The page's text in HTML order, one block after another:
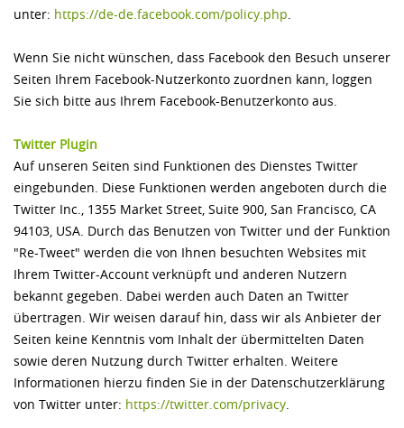
unter: https://de-de.facebook.com/­policy.php.
Wenn Sie nicht wünschen, dass Facebook den Besuch unserer
Seiten Ihrem Facebook-Nutzerkonto zuordnen kann, loggen
Sie sich bitte aus Ihrem Facebook-Benutzerkonto aus.
Twitter Plugin
Auf unseren Seiten sind Funktionen des Dienstes Twitter
eingebunden. Diese Funktionen werden angeboten durch die
Twitter Inc., 1355 Market Street, Suite 900, San Francisco, CA
94103, USA. Durch das Benutzen von Twitter und der Funktion
"Re-Tweet" werden die von Ihnen besuchten Websites mit
Ihrem Twitter-Account verknüpft und anderen Nutzern
bekannt gegeben. Dabei werden auch Daten an Twitter
übertragen. Wir weisen darauf hin, dass wir als Anbieter der
Seiten keine Kenntnis vom Inhalt der übermittelten Daten
sowie deren Nutzung durch Twitter erhalten. Weitere
Informationen hierzu finden Sie in der Datenschutzerklärung
von Twitter unter: https://twitter.com/­privacy.